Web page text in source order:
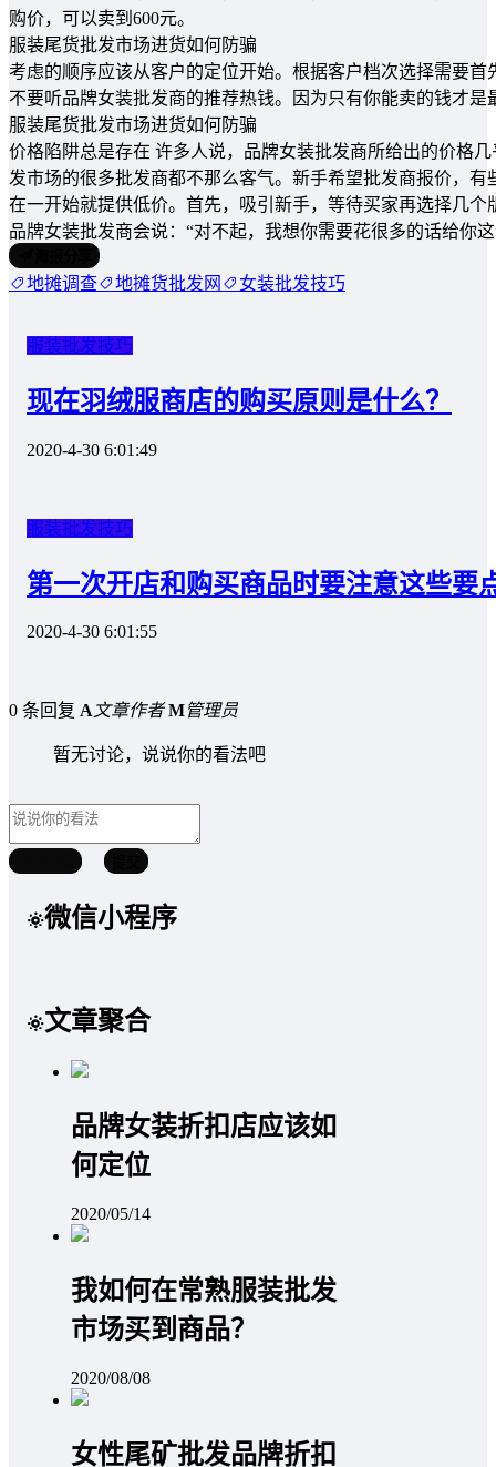
购价，可以卖到600元。
服装尾货批发市场进货如何防骗
考虑的顺序应该从客户的定位开始。根据客户档次选择需要
不要听品牌女装批发商的推荐热钱。因为只有你能卖的钱才是
服装尾货批发市场进货如何防骗
价格陷阱总是存在 许多人说，品牌女装批发商所给出的价格
发市场的很多批发商都不那么客气。新手希望批发商报价，
在一开始就提供低价。首先，吸引新手，等待买家再选择几
品牌女装批发商会说：“对不起，我想你需要花很多的话给你
地摊调查 地摊货批发网 女装批发技巧
服装批发技巧
现在羽绒服商店的购买原则是什么？
2020-4-30 6:01:49
服装批发技巧
第一次开店和购买商品时要注意这些要
2020-4-30 6:01:55
0 条回复 A文章作者 M管理员
暂无讨论，说说你的看法吧
微信小程序
文章聚合
品牌女装折扣店应该如
何定位
2020/05/14
我如何在常熟服装批发
市场买到商品？
2020/08/08
女性尾矿批发品牌折扣